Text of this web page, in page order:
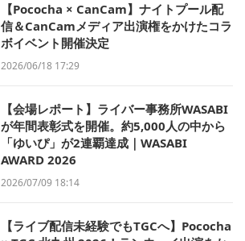
【Pococha × CanCam】ナイトプール配
信＆CanCamメディア出演権をかけたコラ
ボイベント開催決定
2026/06/18 17:29
【会場レポート】ライバー事務所WASABI
が年間表彰式を開催。約5,000人の中から
「ゆいぴ」が2連覇達成｜WASABI
AWARD 2026
2026/07/09 18:14
【ライブ配信未経験でもTGCへ】Pococha